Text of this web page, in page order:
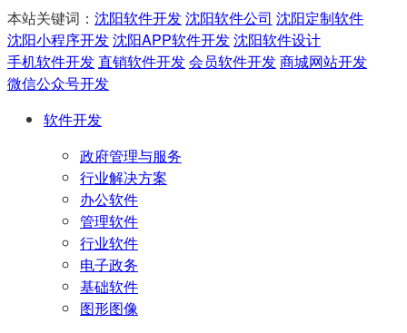
本站关键词： 沈阳软件开发沈阳软件公司 沈阳定制软件
沈阳小程序开发沈阳APP软件开发沈阳软件设计
手机软件开发直销软件开发会员软件开发商城网站开发
微信公众号开发
软件开发
政府管理与服务
行业解决方案
办公软件
管理软件
行业软件
电子政务
基础软件
图形图像